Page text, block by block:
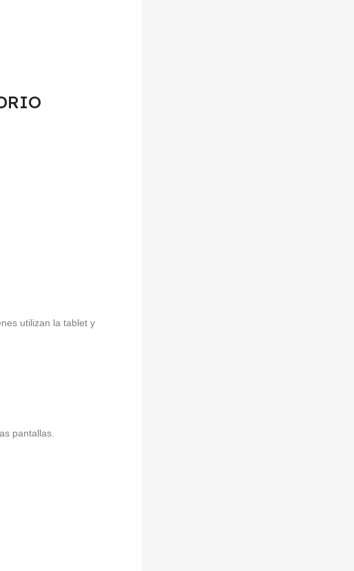
utilizan la tablet y
pantallas.